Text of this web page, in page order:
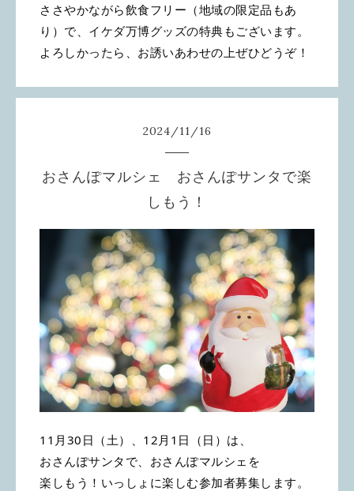
ささやかながら飲食フリー（地域の限定品もあ
り）で、イケダ万博グッズの特典もございます。
よろしかったら、お誘いあわせの上ぜひどうぞ！
2024 /11 /16
おさんぽマルシェ おさんぽサンタで楽
しもう！
11月30日（土）、12月1日（日）は、
おさんぽサンタで、おさんぽマルシェを
楽しもう！いっしょに楽しむ参加者募集します。